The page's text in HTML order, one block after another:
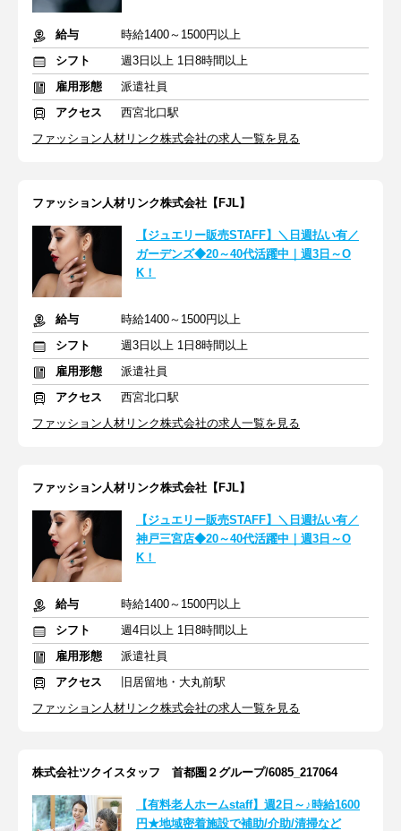
給与
時給1400～1500円以上
シフト
週3日以上 1日8時間以上
雇用形態
派遣社員
アクセス
西宮北口駅
ファッション人材リンク株式会社の求人一覧を見る
ファッション人材リンク株式会社【FJL】
【ジュエリー販売STAFF】＼日週払い有／
ガーデンズ◆20～40代活躍中｜週3日～O
K！
給与
時給1400～1500円以上
シフト
週3日以上 1日8時間以上
雇用形態
派遣社員
アクセス
西宮北口駅
ファッション人材リンク株式会社の求人一覧を見る
ファッション人材リンク株式会社【FJL】
【ジュエリー販売STAFF】＼日週払い有／
神戸三宮店◆20～40代活躍中｜週3日～O
K！
給与
時給1400～1500円以上
シフト
週4日以上 1日8時間以上
雇用形態
派遣社員
アクセス
旧居留地・大丸前駅
ファッション人材リンク株式会社の求人一覧を見る
株式会社ツクイスタッフ 首都圏２グループ/6085_217064
【有料老人ホームstaff】週2日～♪時給1600
円★地域密着施設で補助/介助/清掃など